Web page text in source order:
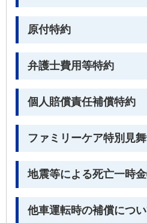
原付特約
弁護士費用等特約
個人賠償責任補償特約
ファミリーケア特別見
地震等による死亡一時
他車運転時の補償につ